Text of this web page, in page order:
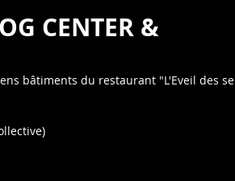
CENTER &
bâtiments du restaurant "L'Eveil des